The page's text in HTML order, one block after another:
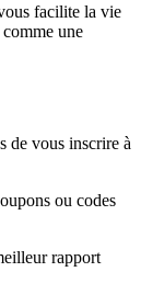
facilite la vie
une
de vous inscrire à
ou codes
rapport